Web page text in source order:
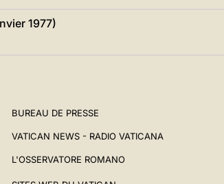
1977)
BUREAU DE PRESSE
VATICAN NEWS - RADIO VATICANA
L'OSSERVATORE ROMANO